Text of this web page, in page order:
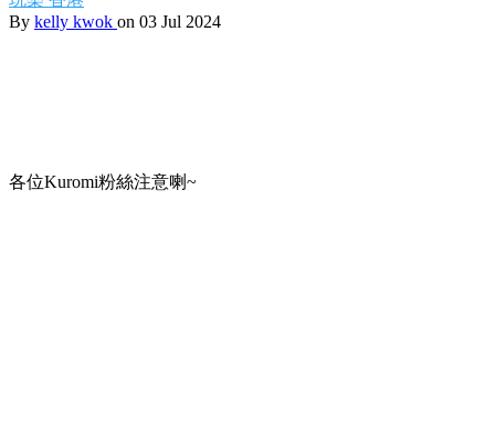
By kelly kwok on 03 Jul 2024
各位Kuromi粉絲注意喇~